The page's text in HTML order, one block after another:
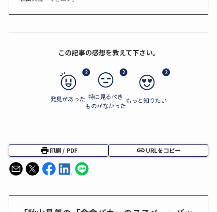
この記事の感想を教えて下さい。
2
発見があった
2
特に見るべき
ものがなかった
2
もっと知りたい
印刷 / PDF URLをコピー